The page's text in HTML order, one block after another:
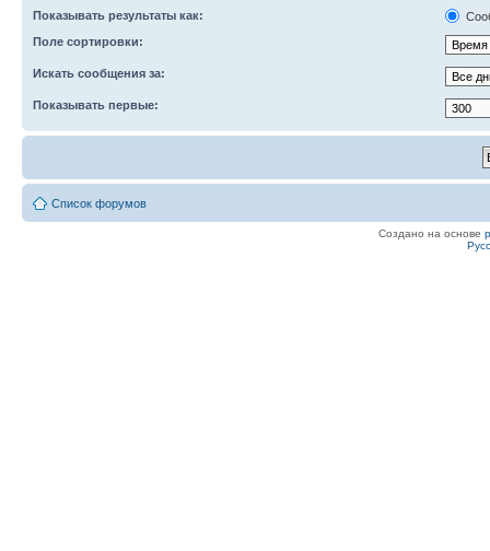
Показывать результаты как:
Поле сортировки:
Искать сообщения за:
Показывать первые:
Список форумов
Создано на основе